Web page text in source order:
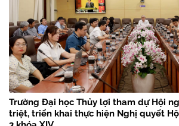
Trường Đại học Thủy lợi tham dự Hội
triệt, triển khai thực hiện Nghị quyết